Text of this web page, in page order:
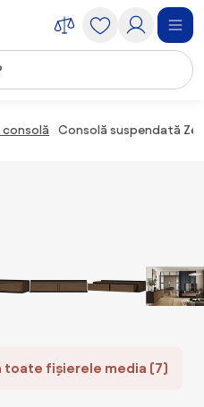
consolă Consolă suspendată
toate fișierele media (7)